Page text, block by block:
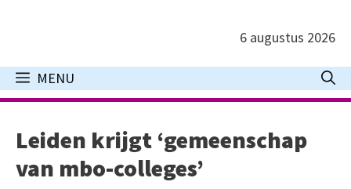
inhoud
6 augustus 2026
MENU
Leiden krijgt ‘gemeenschap
van mbo-colleges’